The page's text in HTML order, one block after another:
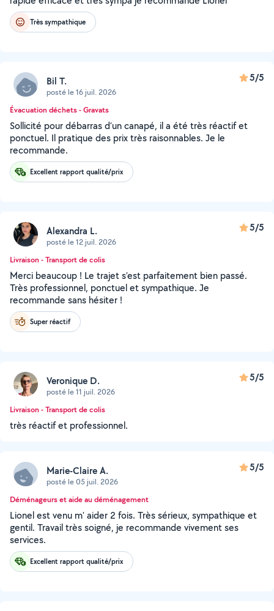
Très sympathique
Bil T.
posté le 16 juil. 2026
5/5
Évacuation déchets - Gravats
Sollicité pour débarras d’un canapé, il a été très réactif et
ponctuel. Il pratique des prix très raisonnables. Je le
recommande.
Excellent rapport qualité/prix
Alexandra L.
posté le 12 juil. 2026
5/5
Livraison - Transport de colis
Merci beaucoup ! Le trajet s’est parfaitement bien passé.
Très professionnel, ponctuel et sympathique. Je
recommande sans hésiter !
Super réactif
Veronique D.
posté le 11 juil. 2026
5/5
Livraison - Transport de colis
très réactif et professionnel.
Marie-Claire A.
posté le 05 juil. 2026
5/5
Déménageurs et aide au déménagement
Lionel est venu m' aider 2 fois. Très sérieux, sympathique et
gentil. Travail très soigné, je recommande vivement ses
services.
Excellent rapport qualité/prix